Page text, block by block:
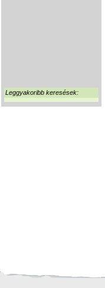
Leggyakoribb keresések: